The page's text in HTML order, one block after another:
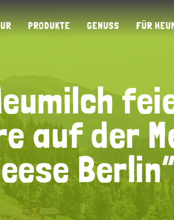
PRODUKTE GENUSS FÜR
auf der
auf der